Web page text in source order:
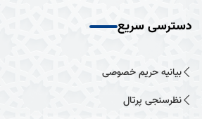
دسترسی سریع
بیانیه حریم خصوصی
نظرسنجی پرتال